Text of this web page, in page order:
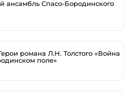
ансамбль Спасо-Бородинского
романа Л.Н. Толстого «Война
поле»